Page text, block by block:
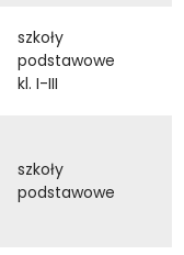
szkoły
podstawowe
kl. I-III
szkoły
podstawowe